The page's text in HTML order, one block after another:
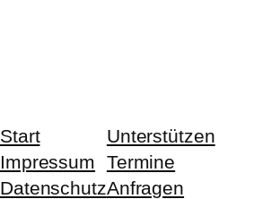
Start
Impressum
Datenschutz
Unterstützen
Termine
Anfragen